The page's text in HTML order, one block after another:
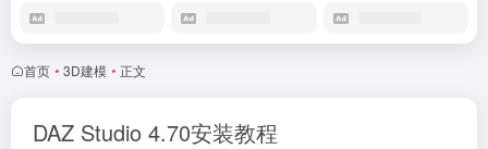
首页 • 3D建模 • 正文
DAZ Studio 4.70安装教程